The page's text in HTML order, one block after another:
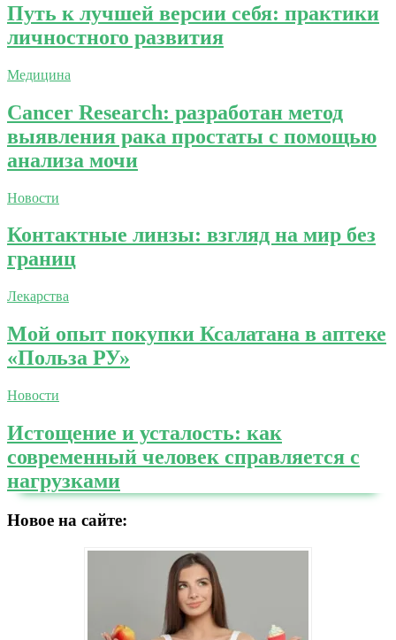
Путь к лучшей версии себя: практики
личностного развития
Медицина
Cancer Research: разработан метод
выявления рака простаты с помощью
анализа мочи
Новости
Контактные линзы: взгляд на мир без
границ
Лекарства
Мой опыт покупки Ксалатана в аптеке
«Польза РУ»
Новости
Истощение и усталость: как
современный человек справляется с
нагрузками
Новое на сайте: